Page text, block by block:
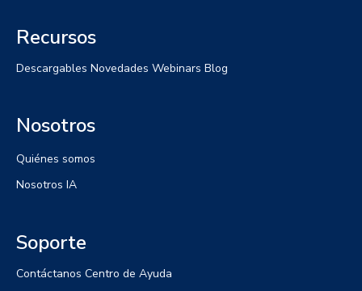
Recursos
Descargables Novedades Webinars Blog
Nosotros
Quiénes somos
Nosotros IA
Soporte
Contáctanos Centro de Ayuda